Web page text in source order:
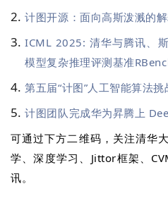
计图开源：面向高斯泼溅的
ICML 2025: 清华与腾讯、
模型复杂推理评测基准
第五届“计图”人工智能算法
计图团队完成华为昇腾上
可通过下方二维码，关注清华
学、深度学习、Jittor框架、
讯。